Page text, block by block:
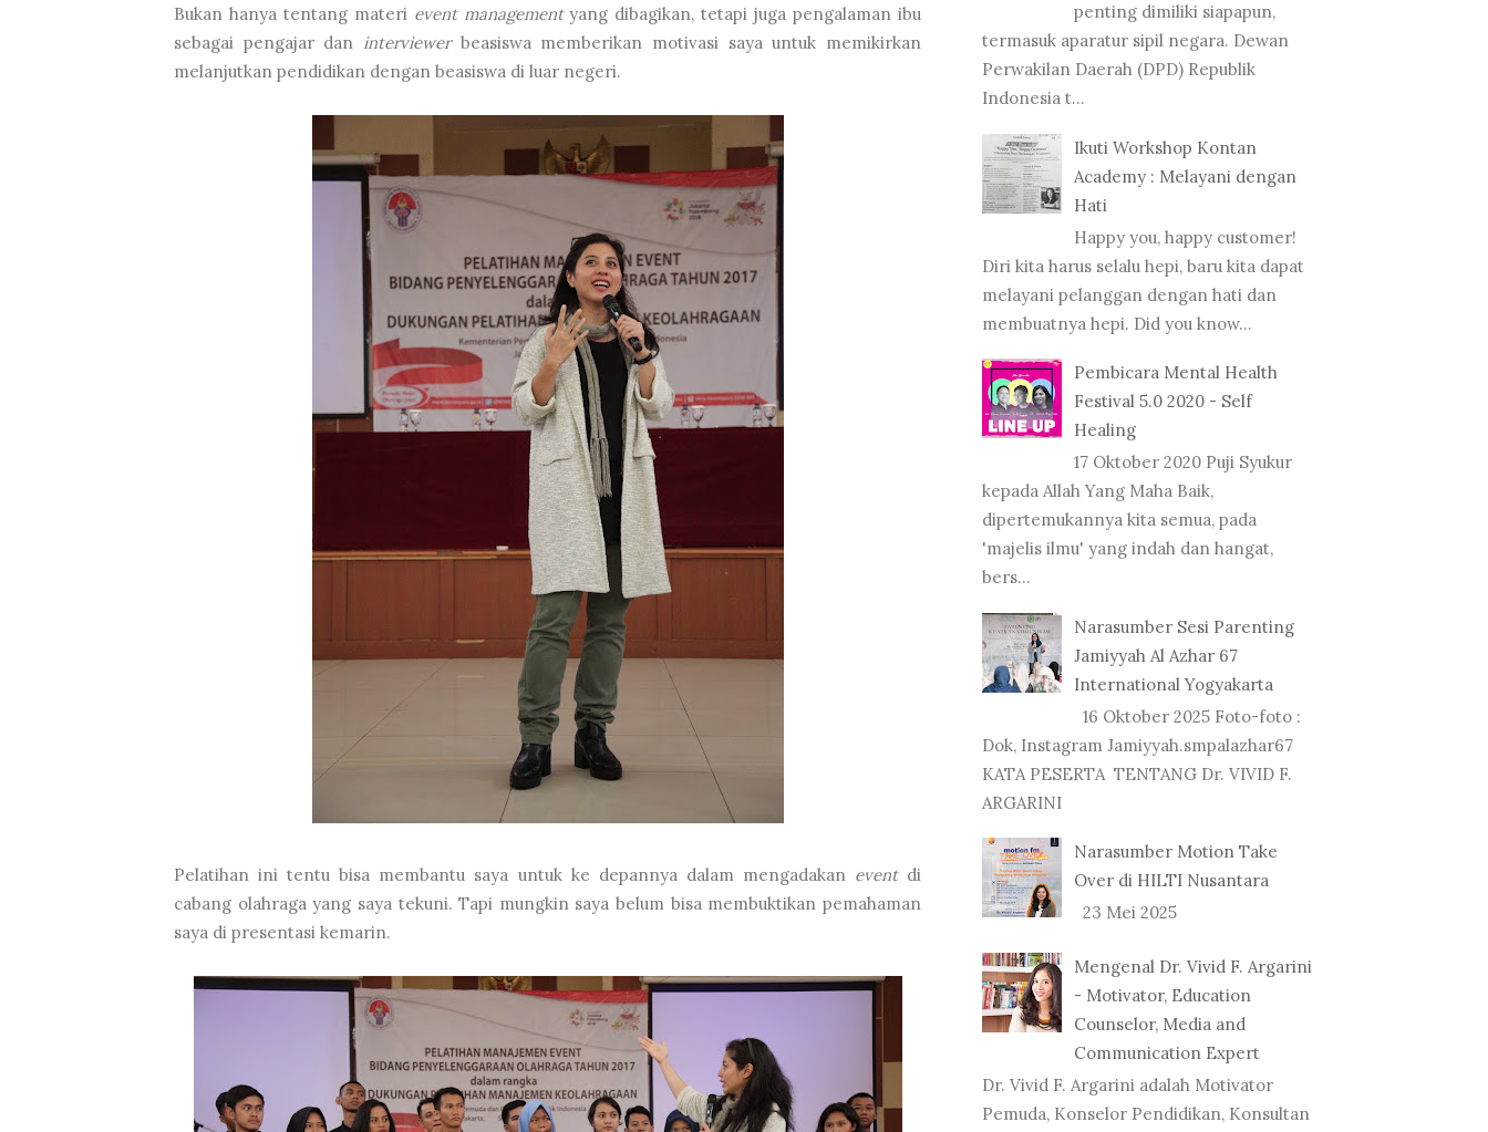
Bukan hanya tentang materievent managementyang dibagikan, tetapi juga pengalaman ibu
sebagai pengajar dan interviewerbeasiswa memberikan motivasi saya untuk memikirkan
melanjutkan pendidikan dengan beasiswa di luar negeri.
Pelatihan ini tentu bisa membantu saya untuk ke depannya dalam mengadakan eventdi
cabang olahraga yang saya tekuni. Tapi mungkin saya belum bisa membuktikan pemahaman
saya di presentasi kemarin.
penting dimiliki siapapun,
termasuk aparatur sipil negara. Dewan
Perwakilan Daerah (DPD) Republik
Indonesia t...
Ikuti Workshop Kontan
Academy : Melayani dengan
Hati
Happy you, happy customer!
Diri kita harus selalu hepi, baru kita dapat
melayani pelanggan dengan hati dan
membuatnya hepi. Did you know...
Pembicara Mental Health
Festival 5.0 2020 - Self
Healing
17 Oktober 2020 Puji Syukur
kepada Allah Yang Maha Baik,
dipertemukannya kita semua, pada
'majelis ilmu' yang indah dan hangat,
bers...
Narasumber Sesi Parenting
Jamiyyah Al Azhar 67
International Yogyakarta
16 Oktober 2025 Foto-foto :
Dok, Instagram Jamiyyah.smpalazhar67
KATA PESERTA TENTANG Dr. VIVID F.
ARGARINI
Narasumber Motion Take
Over di HILTI Nusantara
23 Mei 2025
Mengenal Dr. Vivid F. Argarini
- Motivator, Education
Counselor, Media and
Communication Expert
Dr. Vivid F. Argarini adalah Motivator
Pemuda, Konselor Pendidikan, Konsultan